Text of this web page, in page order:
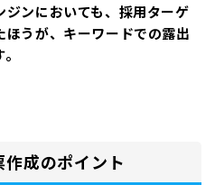
ジンにおいても、採用ターゲ
うが、キーワードでの露出
成のポイント